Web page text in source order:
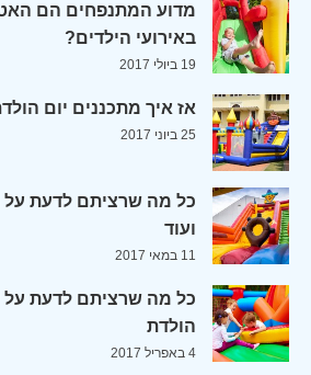
מדוע המתנפחים הם
באירועי הילדים?
19 ביולי 2017
אז איך מתכננים יום
25 ביוני 2017
כל מה שרציתם לדעת
ועוד
11 במאי 2017
כל מה שרציתם לדעת על
הולדת
4 באפריל 2017